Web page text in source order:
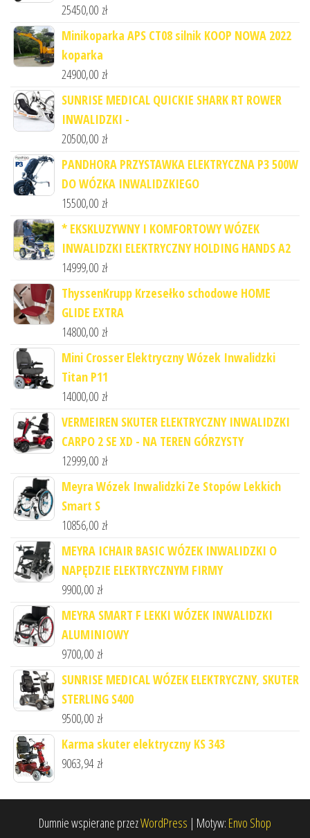
25450,00 zł
Minikoparka APS CT08 silnik KOOP NOWA 2022
koparka
24900,00 zł
SUNRISE MEDICAL QUICKIE SHARK RT ROWER
INWALIDZKI -
20500,00 zł
PANDHORA PRZYSTAWKA ELEKTRYCZNA P3 500W
DO WÓZKA INWALIDZKIEGO
15500,00 zł
* EKSKLUZYWNY I KOMFORTOWY WÓZEK
INWALIDZKI ELEKTRYCZNY HOLDING HANDS A2
14999,00 zł
ThyssenKrupp Krzesełko schodowe HOME
GLIDE EXTRA
14800,00 zł
Mini Crosser Elektryczny Wózek Inwalidzki
Titan P11
14000,00 zł
VERMEIREN SKUTER ELEKTRYCZNY INWALIDZKI
CARPO 2 SE XD - NA TEREN GÓRZYSTY
12999,00 zł
Meyra Wózek Inwalidzki Ze Stopów Lekkich
Smart S
10856,00 zł
MEYRA ICHAIR BASIC WÓZEK INWALIDZKI O
NAPĘDZIE ELEKTRYCZNYM FIRMY
9900,00 zł
MEYRA SMART F LEKKI WÓZEK INWALIDZKI
ALUMINIOWY
9700,00 zł
SUNRISE MEDICAL WÓZEK ELEKTRYCZNY, SKUTER
STERLING S400
9500,00 zł
Karma skuter elektryczny KS 343
9063,94 zł
Dumnie wspierane przezWordPress | Motyw: Envo Shop